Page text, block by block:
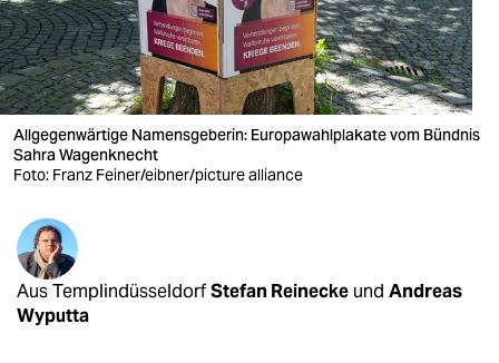
wahrheit
verlag
verlag
veranstaltungen
fragen & hilfe
unterstützen
Allgegenwärtige Namensgeberin: Europawahlplakate vom Bündnis
Sahra Wagenknecht
Foto: Franz Feiner/eibner/picture alliance
Aus TemplindüsseldorfStefan Reinecke und Andreas
Wyputta